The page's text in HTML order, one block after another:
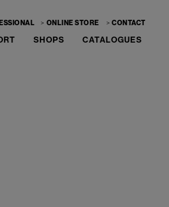
ONLINE STORE CONTACT
SHOPS CATALOGUES